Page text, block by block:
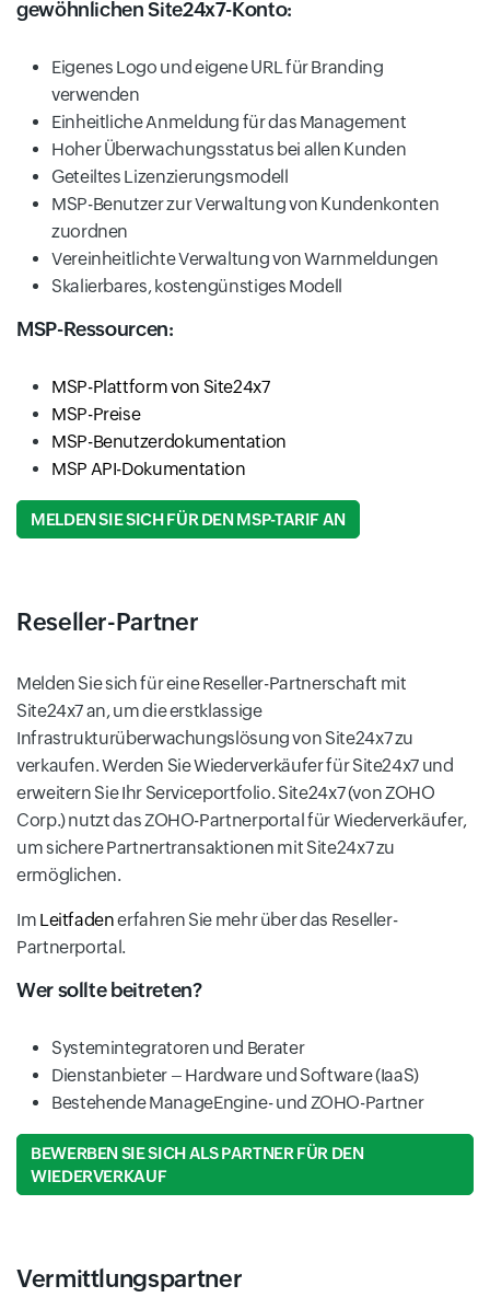
gewöhnlichen Site24x7-Konto:
Eigenes Logo und eigene URL für Branding
verwenden
Einheitliche Anmeldung für das Management
Hoher Überwachungsstatus bei allen Kunden
Geteiltes Lizenzierungsmodell
MSP-Benutzer zur Verwaltung von Kundenkonten
zuordnen
Vereinheitlichte Verwaltung von Warnmeldungen
Skalierbares, kostengünstiges Modell
MSP-Ressourcen:
MSP-Plattform von Site24x7
MSP-Preise
MSP-Benutzerdokumentation
MSP API-Dokumentation
MELDEN SIE SICH FÜR DEN MSP-TARIF AN
Reseller-Partner
Melden Sie sich für eine Reseller-Partnerschaft mit
Site24x7 an, um die erstklassige
Infrastrukturüberwachungslösung von Site24x7 zu
verkaufen. Werden Sie Wiederverkäufer für Site24x7 und
erweitern Sie Ihr Serviceportfolio. Site24x7 (von ZOHO
Corp.) nutzt das ZOHO-Partnerportal für Wiederverkäufer,
um sichere Partnertransaktionen mit Site24x7 zu
ermöglichen.
Im Leitfadenerfahren Sie mehr über das Reseller-
Partnerportal.
Wer sollte beitreten?
Systemintegratoren und Berater
Dienstanbieter – Hardware und Software (IaaS)
Bestehende ManageEngine- und ZOHO-Partner
BEWERBEN SIE SICH ALS PARTNER FÜR DEN
WIEDERVERKAUF
Vermittlungspartner